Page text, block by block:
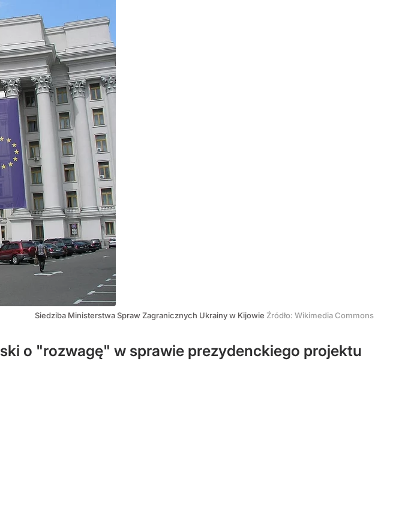
Siedziba Ministerstwa Spraw Zagranicznych Ukrainy w Kijowie Źródło: Wikimedia Commons
o "rozwagę" w sprawie prezydenckiego projektu